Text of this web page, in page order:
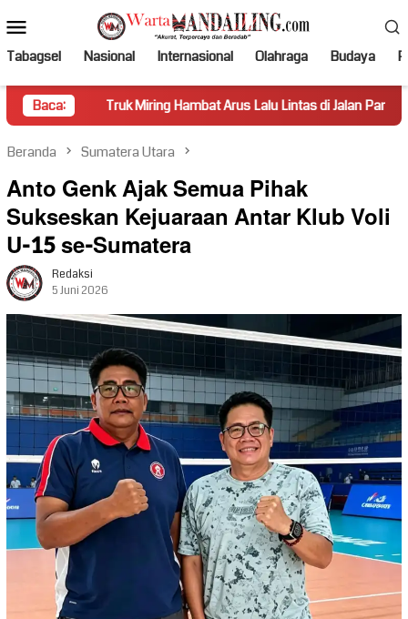
ke
kontenMobile
Tabagsel Nasional Internasional Olahraga Budaya
Baca:
Truk Miring Hambat Arus Lalu Lintas di Jalan Panti–Simpang Empat
Beranda Sumatera Utara
Anto Genk Ajak Semua Pihak
Sukseskan Kejuaraan Antar Klub Voli
U-15 se-Sumatera
Redaksi
5 Juni 2026